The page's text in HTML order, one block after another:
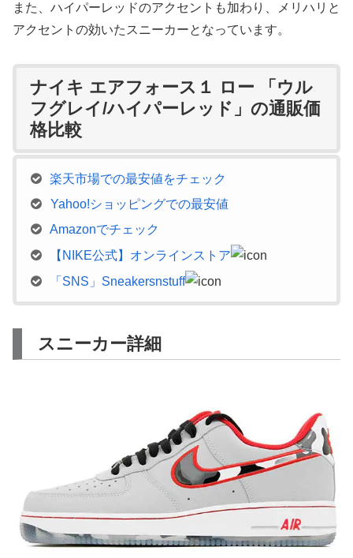
また、ハイパーレッドのアクセントも加わり、メリハリと
アクセントの効いたスニーカーとなっています。
ナイキ エアフォース１ ロー 「ウル
フグレイ/ハイパーレッド」の通販価
格比較
楽天市場での最安値をチェック
Yahoo!ショッピングでの最安値
Amazonでチェック
【NIKE公式】オンラインストア
「SNS」Sneakersnstuff
スニーカー詳細